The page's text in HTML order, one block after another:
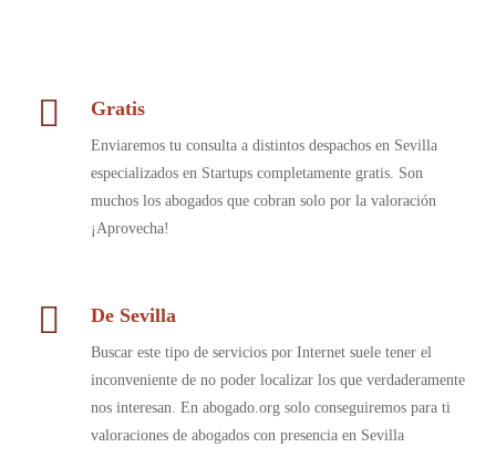
Gratis
Enviaremos tu consulta a distintos despachos en Sevilla
especializados en Startups completamente gratis. Son
muchos los abogados que cobran solo por la valoración
¡Aprovecha!
De Sevilla
Buscar este tipo de servicios por Internet suele tener el
inconveniente de no poder localizar los que verdaderamente
nos interesan. En abogado.org solo conseguiremos para ti
valoraciones de abogados con presencia en Sevilla